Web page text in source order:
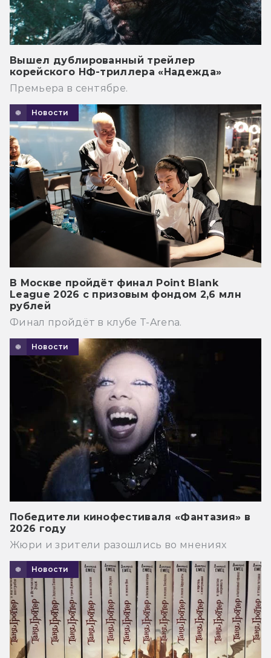
Вышел дублированный трейлер
корейского НФ-триллера «Надежда»
Премьера в сентябре.
Новости
В Москве пройдёт финал Point Blank
League 2026 с призовым фондом 2,6 млн
рублей
Финал пройдёт в клубе T-Arena.
Новости
Победители кинофестиваля «Фантазия» в
2026 году
Жюри и зрители разошлись во мнениях
Новости